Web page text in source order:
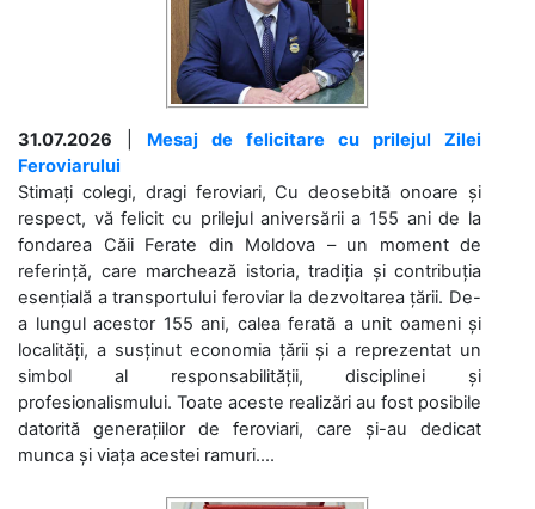
31.07.2026
Mesaj de felicitare cu prilejul Zilei
Feroviarului
Stimați colegi, dragi feroviari, Cu deosebită onoare și
respect, vă felicit cu prilejul aniversării a 155 ani de la
fondarea Căii Ferate din Moldova – un moment de
referință, care marchează istoria, tradiția și contribuția
esențială a transportului feroviar la dezvoltarea țării. De-
a lungul acestor 155 ani, calea ferată a unit oameni și
localități, a susținut economia țării și a reprezentat un
simbol al responsabilității, disciplinei și
profesionalismului. Toate aceste realizări au fost posibile
datorită generațiilor de feroviari, care și-au dedicat
munca și viața acestei ramuri....